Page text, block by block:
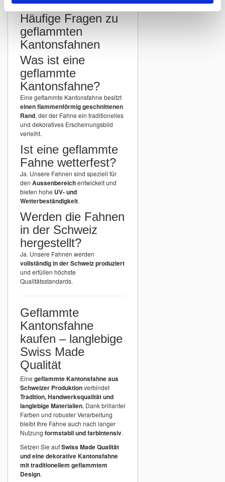
Häufige Fragen zu
geflammten
Kantonsfahnen
Was ist eine
geflammte
Kantonsfahne?
Eine geflammte Kantonsfahne besitzt
einen flammenförmig geschnittenen
Rand, der der Fahne ein traditionelles
und dekoratives Erscheinungsbild
verleiht.
Ist eine geflammte
Fahne wetterfest?
Ja. Unsere Fahnen sind speziell für
den Aussenbereichentwickelt und
bieten hohe UV- und
Wetterbeständigkeit.
Werden die Fahnen
in der Schweiz
hergestellt?
Ja. Unsere Fahnen werden
vollständig in der Schweiz produziert
und erfüllen höchste
Qualitätsstandards.
Geflammte
Kantonsfahne
kaufen – langlebige
Swiss Made
Qualität
Eine geflammte Kantonsfahne aus
Schweizer Produktionverbindet
Tradition, Handwerksqualität und
langlebige Materialien. Dank brillanter
Farben und robuster Verarbeitung
bleibt Ihre Fahne auch nach langer
Nutzung formstabil und farbintensiv.
Setzen Sie aufSwiss Made Qualität
und eine dekorative Kantonsfahne
mit traditionellem geflammtem
Design.